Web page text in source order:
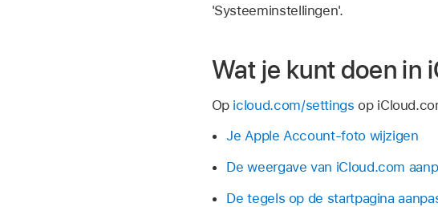
'Systeeminstellingen'.
Wat je kunt doen in
Op icloud.com/settings op
Je Apple Account-foto wijzigen
De weergave van iCloud.com
De tegels op de startpagina